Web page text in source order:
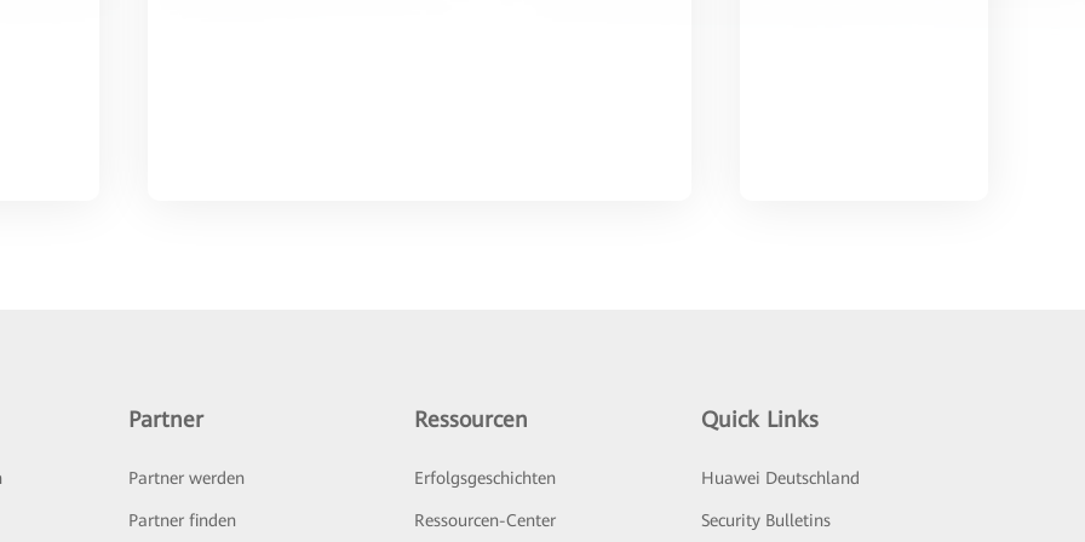
Partner
Partner werden
Partner finden
Ressourcen
Erfolgsgeschichten
Ressourcen-Center
Quick Links
Huawei Deutschland
Security Bulletins